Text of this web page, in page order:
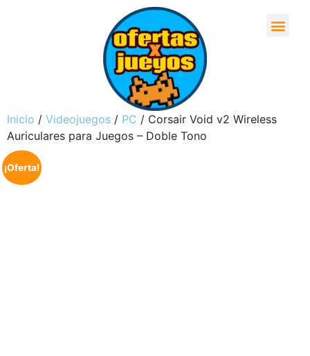
Inicio / Videojuegos / PC / Corsair Void v2 Wireless
Auriculares para Juegos – Doble Tono
¡Oferta!